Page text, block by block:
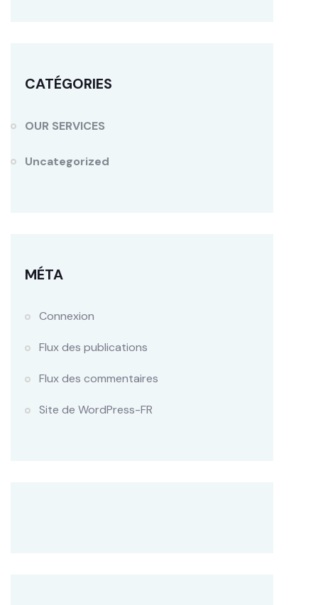
CATÉGORIES
OUR SERVICES
Uncategorized
MÉTA
Connexion
Flux des publications
Flux des commentaires
Site de WordPress-FR